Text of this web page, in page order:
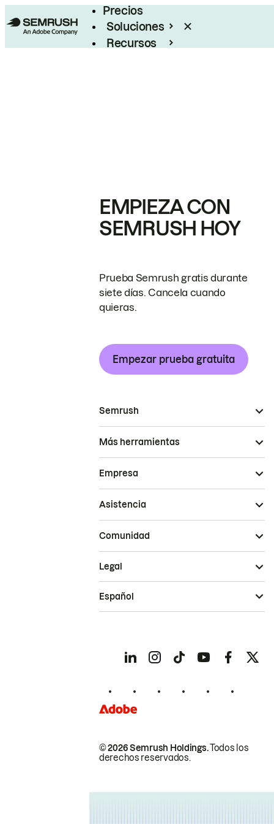
Precios
Soluciones
Recursos
EMPIEZA CON
SEMRUSH HOY
Prueba Semrush gratis durante
siete días. Cancela cuando
quieras.
Empezar prueba gratuita
Semrush
Más herramientas
Empresa
Asistencia
Comunidad
© 2026 Semrush Holdings.Todos los
derechos reservados.
Legal
Español